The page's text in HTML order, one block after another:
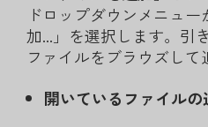
ドロップダウンメニュ
加...」を選択します。引
ファイルをブラウズして
開いているファイルの